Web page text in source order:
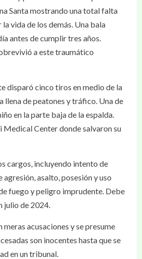
Santa mostrando una total falta
vida de los demás. Una bala
antes de cumplir tres años.
a este traumático
disparó cinco tiros en medio de la
llena de peatones y tráfico. Una de
en la parte baja de la espalda.
Medical Center donde salvaron su
cargos, incluyendo intento de
asalto, posesión y uso
fuego y peligro imprudente. Debe
julio de 2024.
meras acusaciones y se presume
son inocentes hasta que se
en un tribunal.